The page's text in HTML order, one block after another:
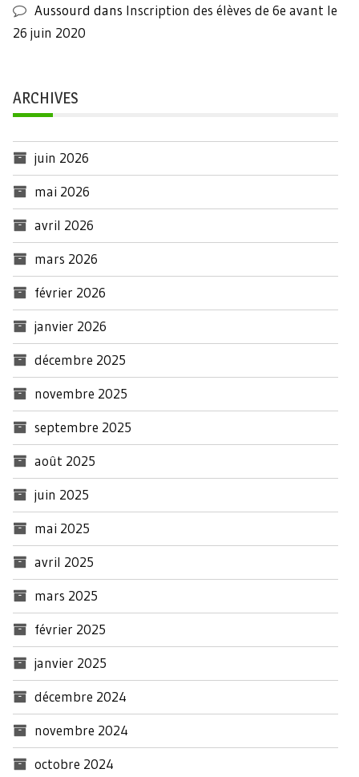
Aussourd dans Inscription des élèves de 6e avant le
26 juin 2020
ARCHIVES
juin 2026
mai 2026
avril 2026
mars 2026
février 2026
janvier 2026
décembre 2025
novembre 2025
septembre 2025
août 2025
juin 2025
mai 2025
avril 2025
mars 2025
février 2025
janvier 2025
décembre 2024
novembre 2024
octobre 2024